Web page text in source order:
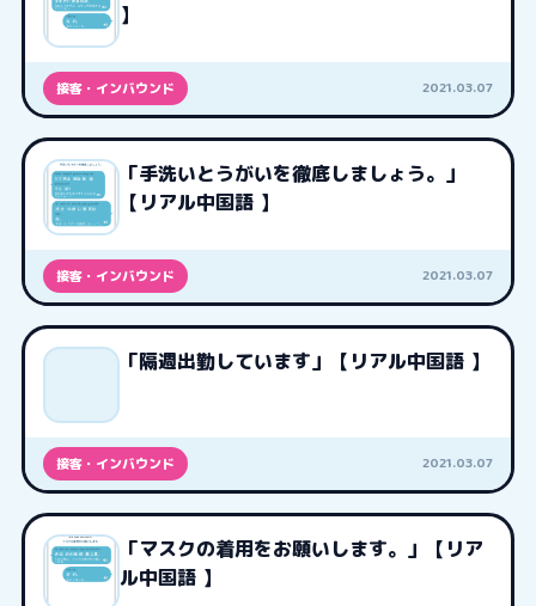
】
接客・インバウンド 2021.03.07
「手洗いとうがいを徹底しましょう。」
【リアル中国語 】
接客・インバウンド 2021.03.07
「隔週出勤しています」【リアル中国語 】
接客・インバウンド 2021.03.07
「マスクの着用をお願いします。」【リア
ル中国語 】